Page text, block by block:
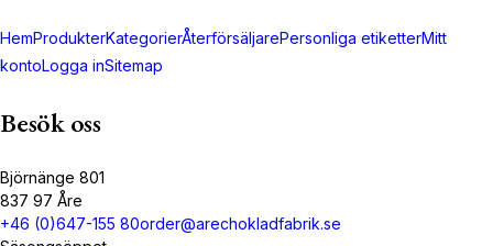
HemProdukterKategorierÅterförsäljarePersonliga etiketterMitt
kontoLogga inSitemap
Besök oss
Björnänge 801
837 97 Åre
+46 (0)647-155 80order@arechokladfabrik.se